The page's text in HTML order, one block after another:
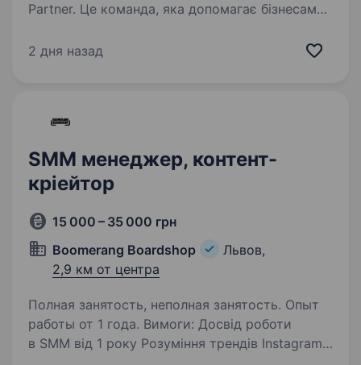
Partner. Це команда, яка допомагає бізнесам
У нашому арсеналі — від SMM до 3D
2 дня назад
SMM менеджер, контент-
кріейтор
15 000 – 35 000 грн
Boomerang Boardshop
Львов,
2,9 км от центра
Полная занятость, неполная занятость. Опыт
работы от 1 года. Вимоги: Досвід роботи
в SMM від 1 року Розуміння трендів Instagram /